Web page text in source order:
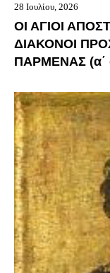
28 Ιουλίου, 2026
ΟΙ ΑΓΙΟΙ
ΔΙΑΚΟΝΟΙ
ΠΑΡΜΕΝΑΣ (α΄